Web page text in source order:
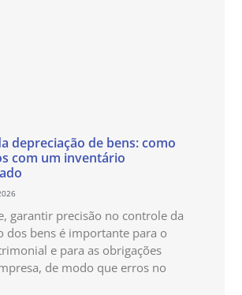
depreciação de bens: como
com um inventário
garantir precisão no controle da
dos bens é importante para o
e para as obrigações
de modo que erros no